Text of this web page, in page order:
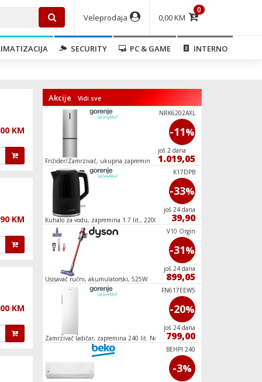
0,00 KM
0
Veleprodaja
SECURITY PC & GAME
INTERNO
KM
KM
KM
Akcije Vidi sve
-8%
još 24 dana
359,90
499,90
-7%
24 dana
-17
još 54 dana
33,20
RC2600HXE
Frižider/Zamrzivač, ukupna zapremina 331 l,
No Frost Plus, E
NRK6202AXL
-11%
još 2 dana
1.019,05
Kuhalo za vodu, zapremina 1.7 lit., 2200W
K17DPB
-33%
još 24 dana
39,90
Usisavač ručni, akumulatorski, 525W
V10 Orgin
-31%
još 24 dana
899,05
Zamrzivač ladičar, zapremina 240 lit. No Frost,
FN617EEW5
-20%
još 24 dana
799,00
BEHPI 240
-3%